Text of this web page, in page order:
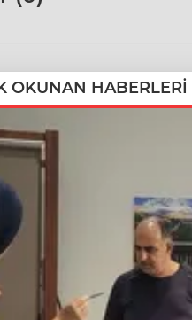
OKUNAN HABERLERİ